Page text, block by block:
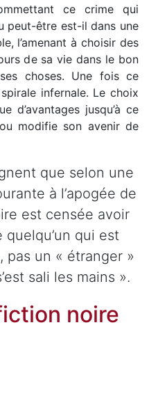
ce crime qui
peut-être est-il dans une
l’amenant à choisir des
de sa vie dans le bon
choses. Une fois ce
infernale. Le choix
d’avantages jusqu’à ce
modifie son avenir de
que selon une
à l’apogée de
est censée avoir
qui est
pas un « étranger »
sali les mains ».
noire